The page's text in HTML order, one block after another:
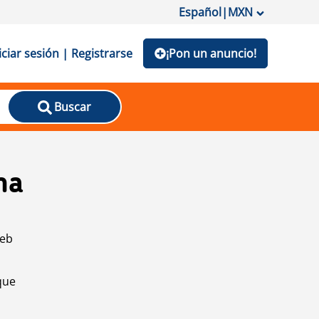
Español|MXN
sesión | Registrarse ¡Pon un anuncio!
Buscar